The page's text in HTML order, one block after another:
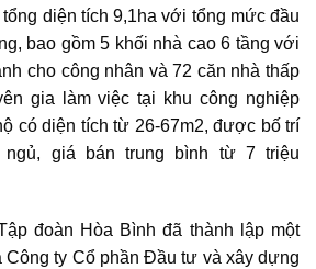
diện tích 9,1ha với tổng mức đầu
bao gồm 5 khối nhà cao 6 tầng với
cho công nhân và 72 căn nhà thấp
gia làm việc tại khu công nghiệp
có diện tích từ 26-67m2, được bố trí
giá bán trung bình từ 7 triệu
đoàn Hòa Bình đã thành lập một
Công ty Cổ phần Đầu tư và xây dựng